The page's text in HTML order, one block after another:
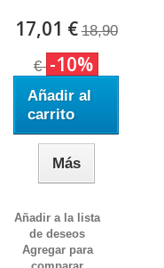
17,01 € 18,90
€ -10%
Añadir al
carrito
Más
Añadir a la lista
de deseos
Agregar para